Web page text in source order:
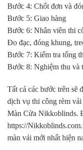
Bước 4: Chốt đơn và
Bước 5: Giao hàng
Bước 6: Nhân viên thi
Đo đạc, đóng khung,
Bước 7: Kiểm tra tổng
Bước 8: Nghiệm thu và
Tất cả các bước trên sẽ
dịch vụ thi công rèm
Màn Cửa Nikkoblinds.
https://
màn vải mới nhất hiện